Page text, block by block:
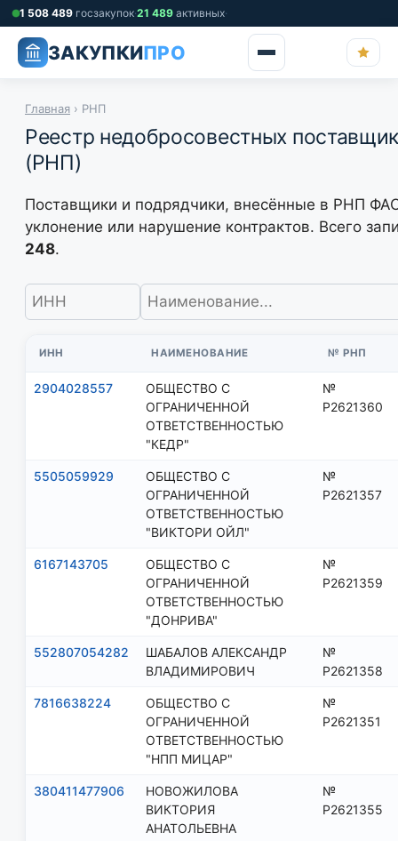
Перейти
к
содержимому
1 508 489 госзакупок·21 489 активных·
ЗАКУПКИПРО
Главная › РНП
Реестр недобросовестных
(РНП)
Поставщики и подрядчики, внесённые в РНП
уклонение или нарушение контрактов. Всего
248.
ИНН НАИМЕНОВАНИЕ № РНП
2904028557
ОБЩЕСТВО С
ОГРАНИЧЕННОЙ
ОТВЕТСТВЕННОСТЬЮ
"КЕДР"
№
Р2621360
5505059929
ОБЩЕСТВО С
ОГРАНИЧЕННОЙ
ОТВЕТСТВЕННОСТЬЮ
"ВИКТОРИ ОЙЛ"
№
Р2621357
6167143705
ОБЩЕСТВО С
ОГРАНИЧЕННОЙ
ОТВЕТСТВЕННОСТЬЮ
"ДОНРИВА"
№
Р2621359
552807054282
ШАБАЛОВ АЛЕКСАНДР
ВЛАДИМИРОВИЧ
№
Р2621358
7816638224
ОБЩЕСТВО С
ОГРАНИЧЕННОЙ
ОТВЕТСТВЕННОСТЬЮ
"НПП МИЦАР"
№
Р2621351
380411477906
НОВОЖИЛОВА
ВИКТОРИЯ
АНАТОЛЬЕВНА
№
Р2621355